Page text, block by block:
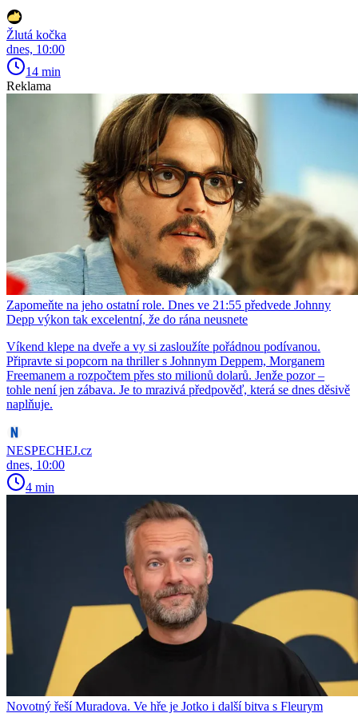
Žlutá kočka
dnes, 10:00
14 min
Reklama
Zapomeňte na jeho ostatní role. Dnes ve 21:55 předvede Johnny
Depp výkon tak excelentní, že do rána neusnete
Víkend klepe na dveře a vy si zasloužíte pořádnou podívanou.
Připravte si popcorn na thriller s Johnnym Deppem, Morganem
Freemanem a rozpočtem přes sto milionů dolarů. Jenže pozor –
tohle není jen zábava. Je to mrazivá předpověď, která se dnes děsivě
naplňuje.
NESPECHEJ.cz
dnes, 10:00
4 min
Novotný řeší Muradova. Ve hře je Jotko i další bitva s Fleurym